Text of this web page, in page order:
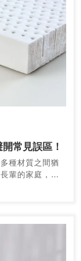
常見誤區！
種材質之間猶
輩的家庭，選
更顯得重要。